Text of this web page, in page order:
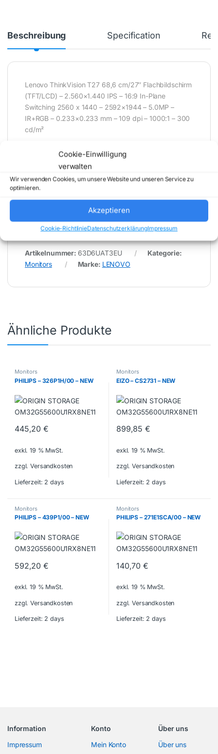
Cookie-Einwilligung
verwalten
Wir verwenden Cookies, um unsere Website und unseren Service zu
optimieren.
Akzeptieren
Cookie-RichtlinieDatenschutzerklärungImpressum
Beschreibung Specification
Lenovo ThinkVision T27 68,6 cm/27″ Flachbildschirm
(TFT/LCD) – 2.560×1.440 IPS – 16:9 In-Plane
Switching 2560 x 1440 – 2592×1944 – 5.0MP –
IR+RGB – 0.233×0.233 mm – 109 dpi – 1000:1 – 300
cd/m²
* Für Fehler im Datenblatt übernimmt (buy-net.de)
Comstex GmbH & Co. KG keine Haftung (
202608062000 )
Artikelnummer: 63D6UAT3EU
Kategorie:
Monitors
Marke: LENOVO
Ähnliche Produkte
Monitors
PHILIPS – 326P1H/00 – NEW
445,20€
exkl. 19 % MwSt.
zzgl. Versandkosten
Lieferzeit: 2 days
Monitors
EIZO – CS2731 – NEW
899,85€
exkl. 19 % MwSt.
zzgl. Versandkosten
Lieferzeit: 2 days
Monitors
PHILIPS – 439P1/00 – NEW
592,20€
exkl. 19 % MwSt.
zzgl. Versandkosten
Lieferzeit: 2 days
Monitors
PHILIPS – 271E1SCA/00 – NEW
140,70€
exkl. 19 % MwSt.
zzgl. Versandkosten
Lieferzeit: 2 days
Information
Impressum
Konto
Mein Konto
Über uns
Über uns